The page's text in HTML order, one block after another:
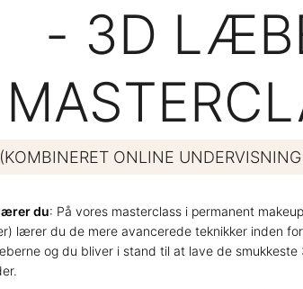
- 3D
(KOMBINERET ONLINE
du: På vores masterclass i permanent
lærer du de mere avancerede teknikker inden
og du bliver i stand til at lave de